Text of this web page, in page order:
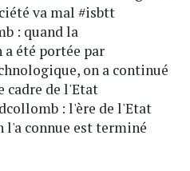
va mal #isbtt
: quand la
été portée par
on a continué
cadre de l'Etat
: l'ère de l'Etat
l'a connue est terminé